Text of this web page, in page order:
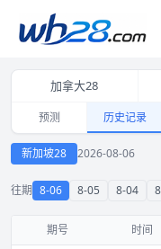
加拿大28
预测 历史记录
新加坡28 2026-08-06 历
新加坡28 2026-08-06
往期 8-06 8-05 8-04
期号 时间